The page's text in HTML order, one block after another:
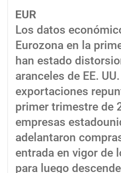
EUR
Los datos
Eurozona en la
han estado
aranceles de EE.
exportaciones
primer trimestre de
empresas
adelantaron
entrada en vigor de
para luego